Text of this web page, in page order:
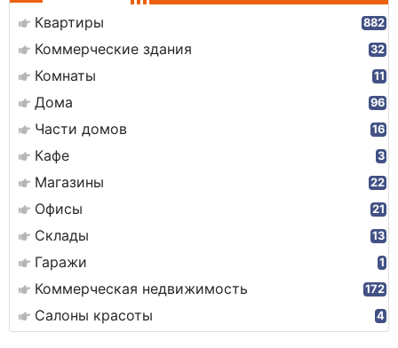
Квартиры 882
Коммерческие здания 32
Комнаты 11
Дома 96
Части домов 16
Кафе 3
Магазины 22
Офисы 21
Склады 13
Гаражи 1
Коммерческая недвижимость 172
Салоны красоты 4